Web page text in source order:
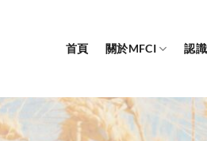
首頁 關於MFCI 認